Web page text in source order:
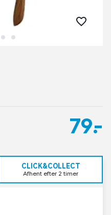
79,-
CLICK&COLLECT
Afhent efter 2 timer